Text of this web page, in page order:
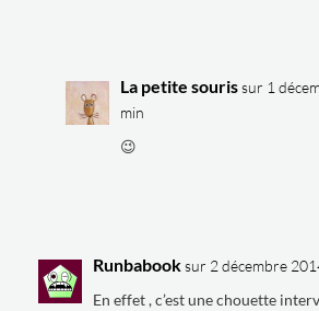
La petite souris sur 1
min
😉
Runbabook sur 2 décembre
En effet , c’est une chouette